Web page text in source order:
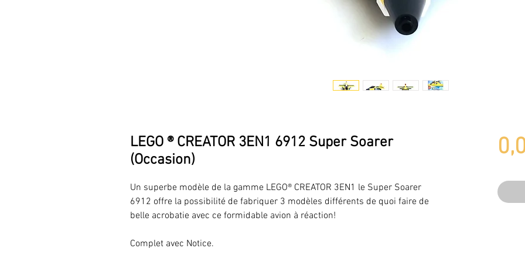
LEGO ® CREATOR 3EN1 6912 Super Soarer
(Occasion)
Un superbe modèle de la gamme LEGO® CREATOR 3EN1 le Super Soarer
6912 offre la possibilité de fabriquer 3 modèles différents de quoi faire de
belle acrobatie avec ce formidable avion à réaction!
Complet avec Notice.